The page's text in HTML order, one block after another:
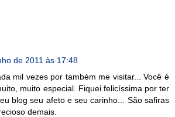
de 2011 às 17:48
mil vezes por também me visitar... Você é
muito especial. Fiquei felicíssima por ter
blog seu afeto e seu carinho... São safiras
demais.